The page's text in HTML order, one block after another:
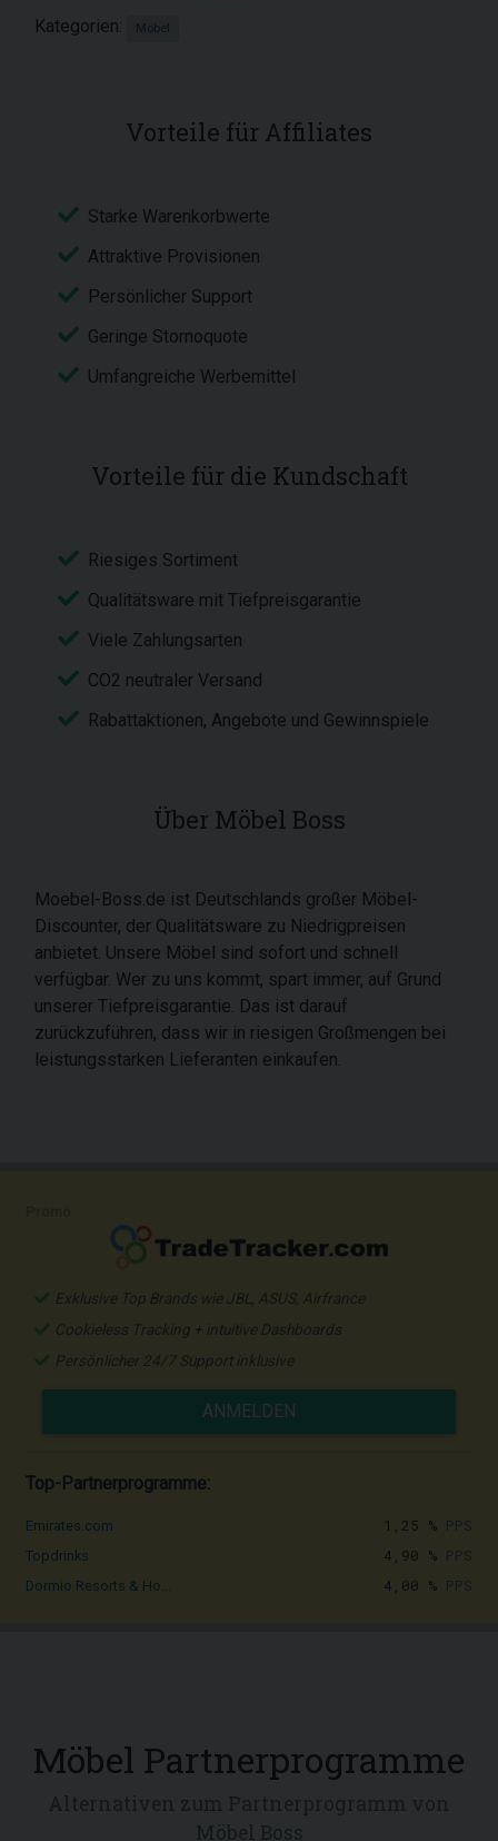
Kategorien:
Möbel
Vorteile für Affiliates
Starke Warenkorbwerte
Attraktive Provisionen
Persönlicher Support
Geringe Stornoquote
Umfangreiche Werbemittel
Vorteile für die Kundschaft
Riesiges Sortiment
Qualitätsware mit Tiefpreisgarantie
Viele Zahlungsarten
CO2 neutraler Versand
Rabattaktionen, Angebote und Gewinnspiele
Über Möbel Boss
Moebel-Boss.de ist Deutschlands großer Möbel-
Discounter, der Qualitätsware zu Niedrigpreisen
anbietet. Unsere Möbel sind sofort und schnell
verfügbar. Wer zu uns kommt, spart immer, auf Grund
unserer Tiefpreisgarantie. Das ist darauf
zurückzuführen, dass wir in riesigen Großmengen bei
leistungsstarken Lieferanten einkaufen.
Exklusive Top Brands wie JBL, ASUS, Airfrance
Cookieless Tracking + intuitive Dashboards
Persönlicher 24/7 Support inklusive
ANMELDEN
Top-Partnerprogramme:
Emirates.com 1,25 %
Topdrinks 4,90 %
Dormio Resorts & Ho... 4,00 %
Möbel Partnerprogramme